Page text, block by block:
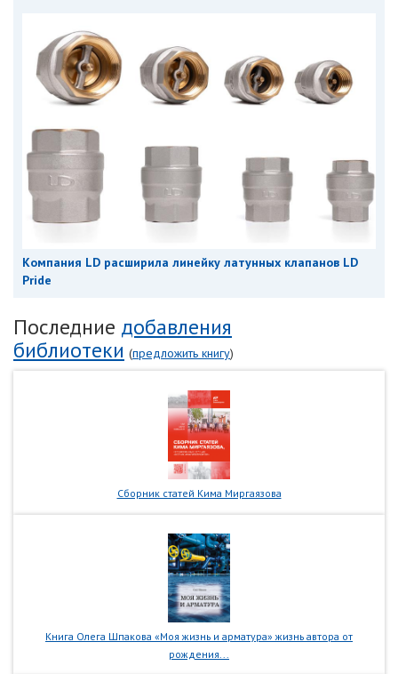
Компания LD расширила линейку латунных клапанов LD
Pride
Последние добавления
библиотеки (предложить книгу)
Сборник статей Кима Миргаязова
Книга Олега Шпакова «Моя жизнь и арматура» жизнь автора от
рождения...